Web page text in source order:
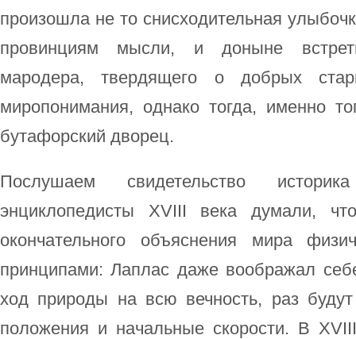
произошла не то снисходительная
провинциям мысли, и доныне
мародера, твердящего о добрых
миропонимания, однако тогда, именно
бутафорский дворец.
Послушаем свидетельство
энциклопедисты XVIII века думали,
окончательного объяснения мира
принципами: Лаплас даже воображал
ход природы на всю вечность, раз
положения и начальные скорости. В